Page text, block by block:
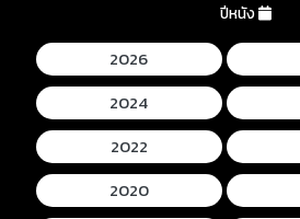
ปีหนัง
2026
2024
2022
2020